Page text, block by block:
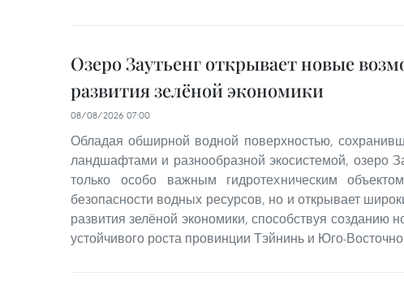
Озеро Заутьенг открывает новые
развития зелёной экономики
08/08/2026 07:00
Обладая обширной водной поверхностью,
ландшафтами и разнообразной экосистемой, озеро
только особо важным гидротехническим
безопасности водных ресурсов, но и открывает
развития зелёной экономики, способствуя созданию
устойчивого роста провинции Тэйнинь и Юго-